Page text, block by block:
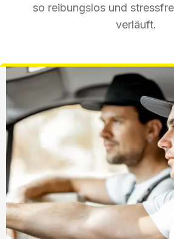
so reibungslos und
verläuft.